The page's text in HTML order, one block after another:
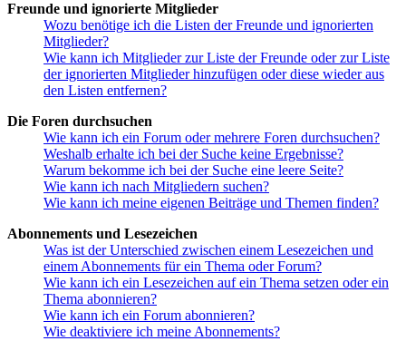
Freunde und ignorierte Mitglieder
Wozu benötige ich die Listen der Freunde und ignorierten
Mitglieder?
Wie kann ich Mitglieder zur Liste der Freunde oder zur Liste
der ignorierten Mitglieder hinzufügen oder diese wieder aus
den Listen entfernen?
Die Foren durchsuchen
Wie kann ich ein Forum oder mehrere Foren durchsuchen?
Weshalb erhalte ich bei der Suche keine Ergebnisse?
Warum bekomme ich bei der Suche eine leere Seite?
Wie kann ich nach Mitgliedern suchen?
Wie kann ich meine eigenen Beiträge und Themen finden?
Abonnements und Lesezeichen
Was ist der Unterschied zwischen einem Lesezeichen und
einem Abonnements für ein Thema oder Forum?
Wie kann ich ein Lesezeichen auf ein Thema setzen oder ein
Thema abonnieren?
Wie kann ich ein Forum abonnieren?
Wie deaktiviere ich meine Abonnements?